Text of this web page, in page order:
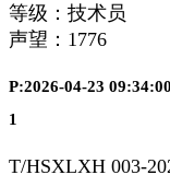
等级：技术员
声望： 1776
P:2026-04-23 09:34:00
1
T/HSXLXH 003-